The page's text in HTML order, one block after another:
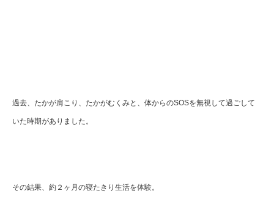
過去、たかが肩こり、たかがむくみと、体からのSOSを無視して過ごして
いた時期がありました。
その結果、約２ヶ月の寝たきり生活を体験。